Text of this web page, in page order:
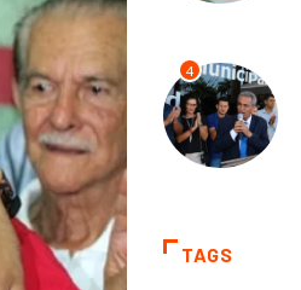
4
TAGS